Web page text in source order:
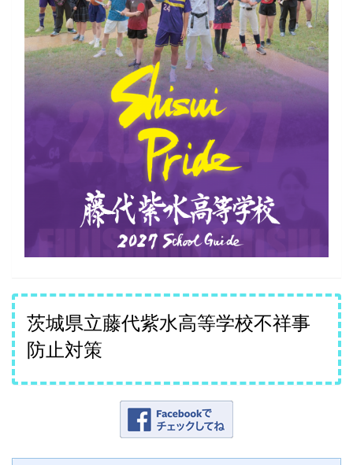
茨城県立藤代紫水高等学校不祥事
防止対策